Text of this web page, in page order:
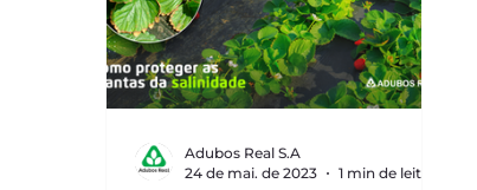
Adubos Real S.A
24 de mai. de 2023